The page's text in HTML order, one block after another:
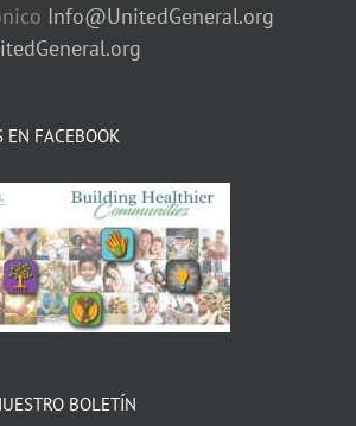
Info@UnitedGeneral.org
EN FACEBOOK
BOLETÍN